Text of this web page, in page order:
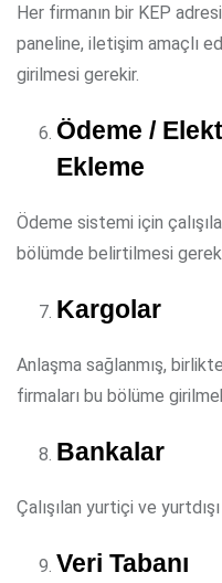
Her firmanın bir KEP
paneline, iletişim amaçlı
girilmesi gerekir.
Ödeme /
Ekleme
Ödeme sistemi için
bölümde belirtilmesi
Kargolar
Anlaşma sağlanmış,
firmaları bu bölüme
Bankalar
Çalışılan yurtiçi ve
Veri Tabanı